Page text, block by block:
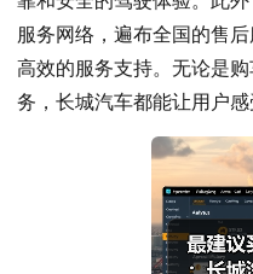
服务网络，遍布全国的售
高效的服务支持。无论是
务，长城汽车都能让用户感